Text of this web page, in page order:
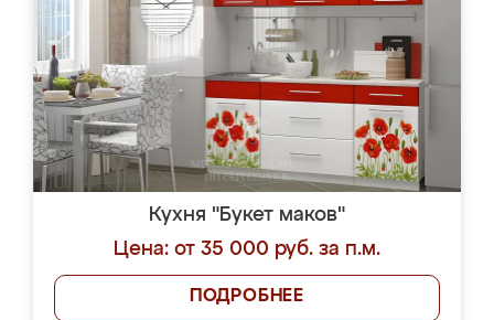
Кухня "Букет маков"
Цена: от 35 000 руб. за п.м.
ПОДРОБНЕЕ